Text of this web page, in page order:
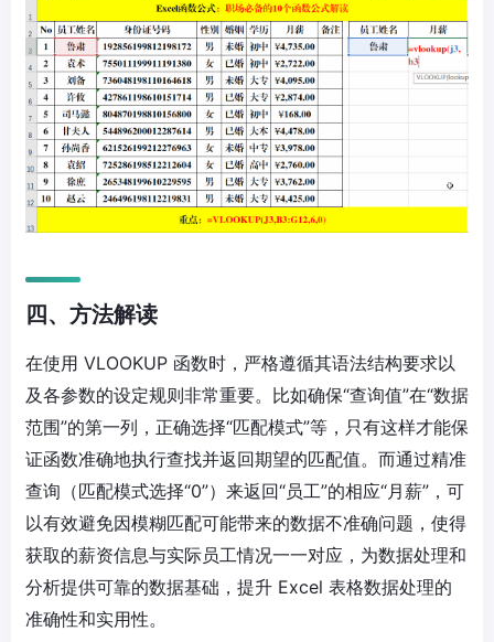
四、方法解读
在使用 VLOOKUP 函数时，严格遵循其语法结构要求以
及各参数的设定规则非常重要。比如确保“查询值”在“数据
范围”的第一列，正确选择“匹配模式”等，只有这样才能保
证函数准确地执行查找并返回期望的匹配值。而通过精准
查询（匹配模式选择“0”）来返回“员工”的相应“月薪”，可
以有效避免因模糊匹配可能带来的数据不准确问题，使得
获取的薪资信息与实际员工情况一一对应，为数据处理和
分析提供可靠的数据基础，提升 Excel 表格数据处理的
准确性和实用性。